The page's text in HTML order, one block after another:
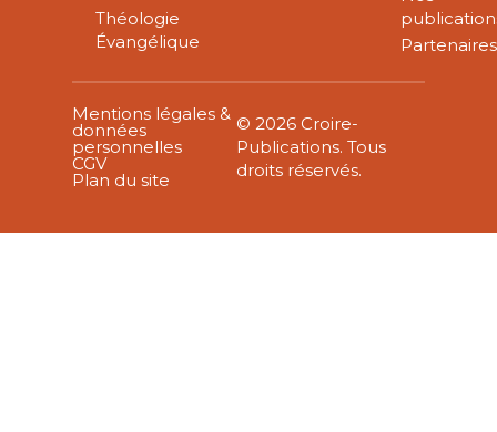
Théologie
Évangélique
Partenaires
Mentions légales &
données
personnelles
CGV
Plan du site
© 2026 Croire-
Publications. Tous
droits réservés.